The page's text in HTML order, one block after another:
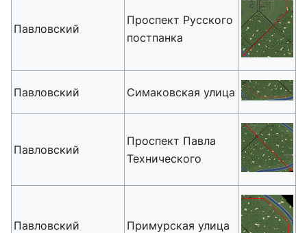
Павловский
Проспект Русского
постпанка
Павловский Симаковская улица
Павловский
Проспект Павла
Технического
Павловский Примурская улица